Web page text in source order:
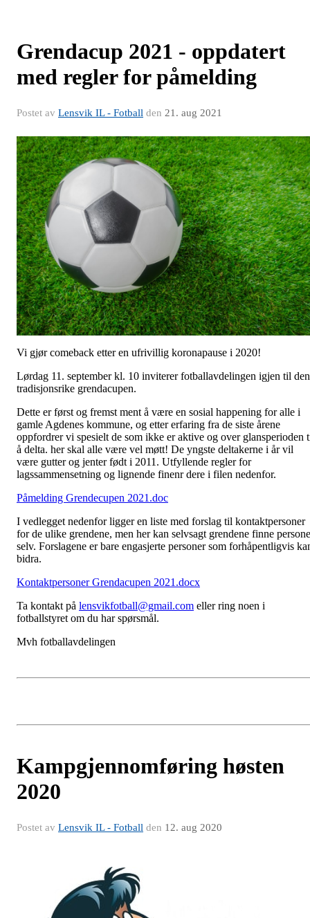
Grendacup 2021 - oppdatert
med regler for påmelding
Postet av Lensvik IL - Fotball den 21. aug 2021
Vi gjør comeback etter en ufrivillig koronapause i 2020!
Lørdag 11. september kl. 10 inviterer fotballavdelingen igjen til den
tradisjonsrike grendacupen.
Dette er først og fremst ment å være en sosial happening for alle i
gamle Agdenes kommune, og etter erfaring fra de siste årene
oppfordrer vi spesielt de som ikke er aktive og over glansperioden
å delta. her skal alle være vel møtt! De yngste deltakerne i år vil
være gutter og jenter født i 2011. Utfyllende regler for
lagssammensetning og lignende finenr dere i filen nedenfor.
Påmelding Grendecupen 2021.doc
I vedlegget nedenfor ligger en liste med forslag til kontaktpersoner
for de ulike grendene, men her kan selvsagt grendene finne
selv. Forslagene er bare engasjerte personer som forhåpentligvis
bidra.
Kontaktpersoner Grendacupen 2021.docx
Ta kontakt på lensvikfotball@gmail.com eller ring noen i
fotballstyret om du har spørsmål.
Mvh fotballavdelingen
Kampgjennomføring høsten
2020
Postet av Lensvik IL - Fotball den 12. aug 2020